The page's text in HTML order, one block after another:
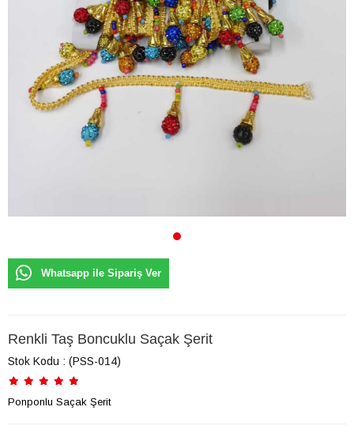
Whatsapp ile Sipariş Ver
Renkli Taş Boncuklu Saçak Şerit
Stok Kodu (PSS-014)
Ponponlu Saçak Şerit